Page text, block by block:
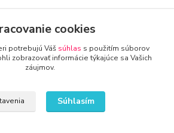
cookies
potrebujú Váš súhlas s použitím súborov
zobrazovať informácie týkajúce sa Vašich
záujmov.
Súhlasím